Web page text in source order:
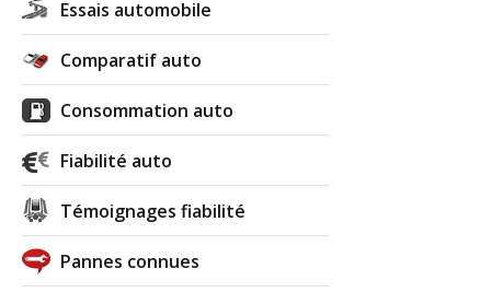
Essais automobile
Comparatif auto
Consommation auto
Fiabilité auto
Témoignages fiabilité
Pannes connues